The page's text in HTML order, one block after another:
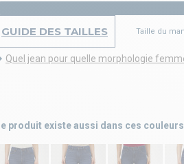
GUIDE DES TAILLES Taille du
Quel jean pour quelle morphologie
produit existe aussi dans ces